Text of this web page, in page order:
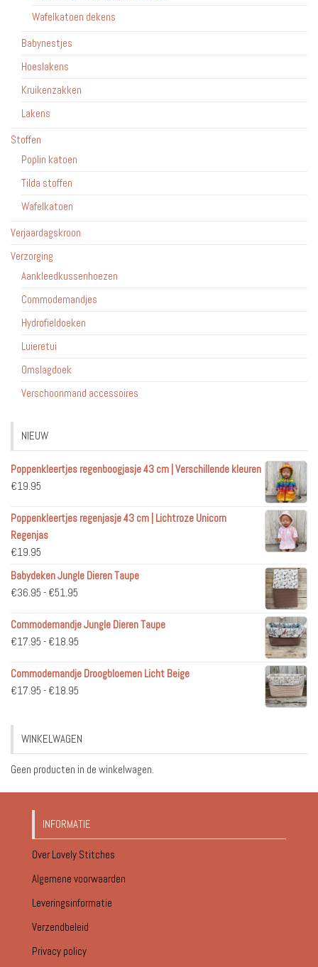
Wafelkatoen dekens
Babynestjes
Hoeslakens
Kruikenzakken
Lakens
Stoffen
Poplin katoen
Tilda stoffen
Wafelkatoen
Verjaardagskroon
Verzorging
Aankleedkussenhoezen
Commodemandjes
Hydrofieldoeken
Luieretui
Omslagdoek
Verschoonmand accessoires
NIEUW
Poppenkleertjes regenboogjasje 43 cm | Verschillende kleuren
€19.95
Poppenkleertjes regenjasje 43 cm | Lichtroze Unicorn
Regenjas
€19.95
Babydeken Jungle Dieren Taupe
€36.95 - €51.95
tot
€51.95
Commodemandje Jungle Dieren Taupe
€17.95 - €18.95
tot
Commodemandje Droogbloemen Licht Beige
€17.95 - €18.95
€18.95
WINKELWAGEN
Geen producten in de winkelwagen.
INFORMATIE
Over Lovely Stitches
Algemene voorwaarden
Leveringsinformatie
Verzendbeleid
Privacy policy